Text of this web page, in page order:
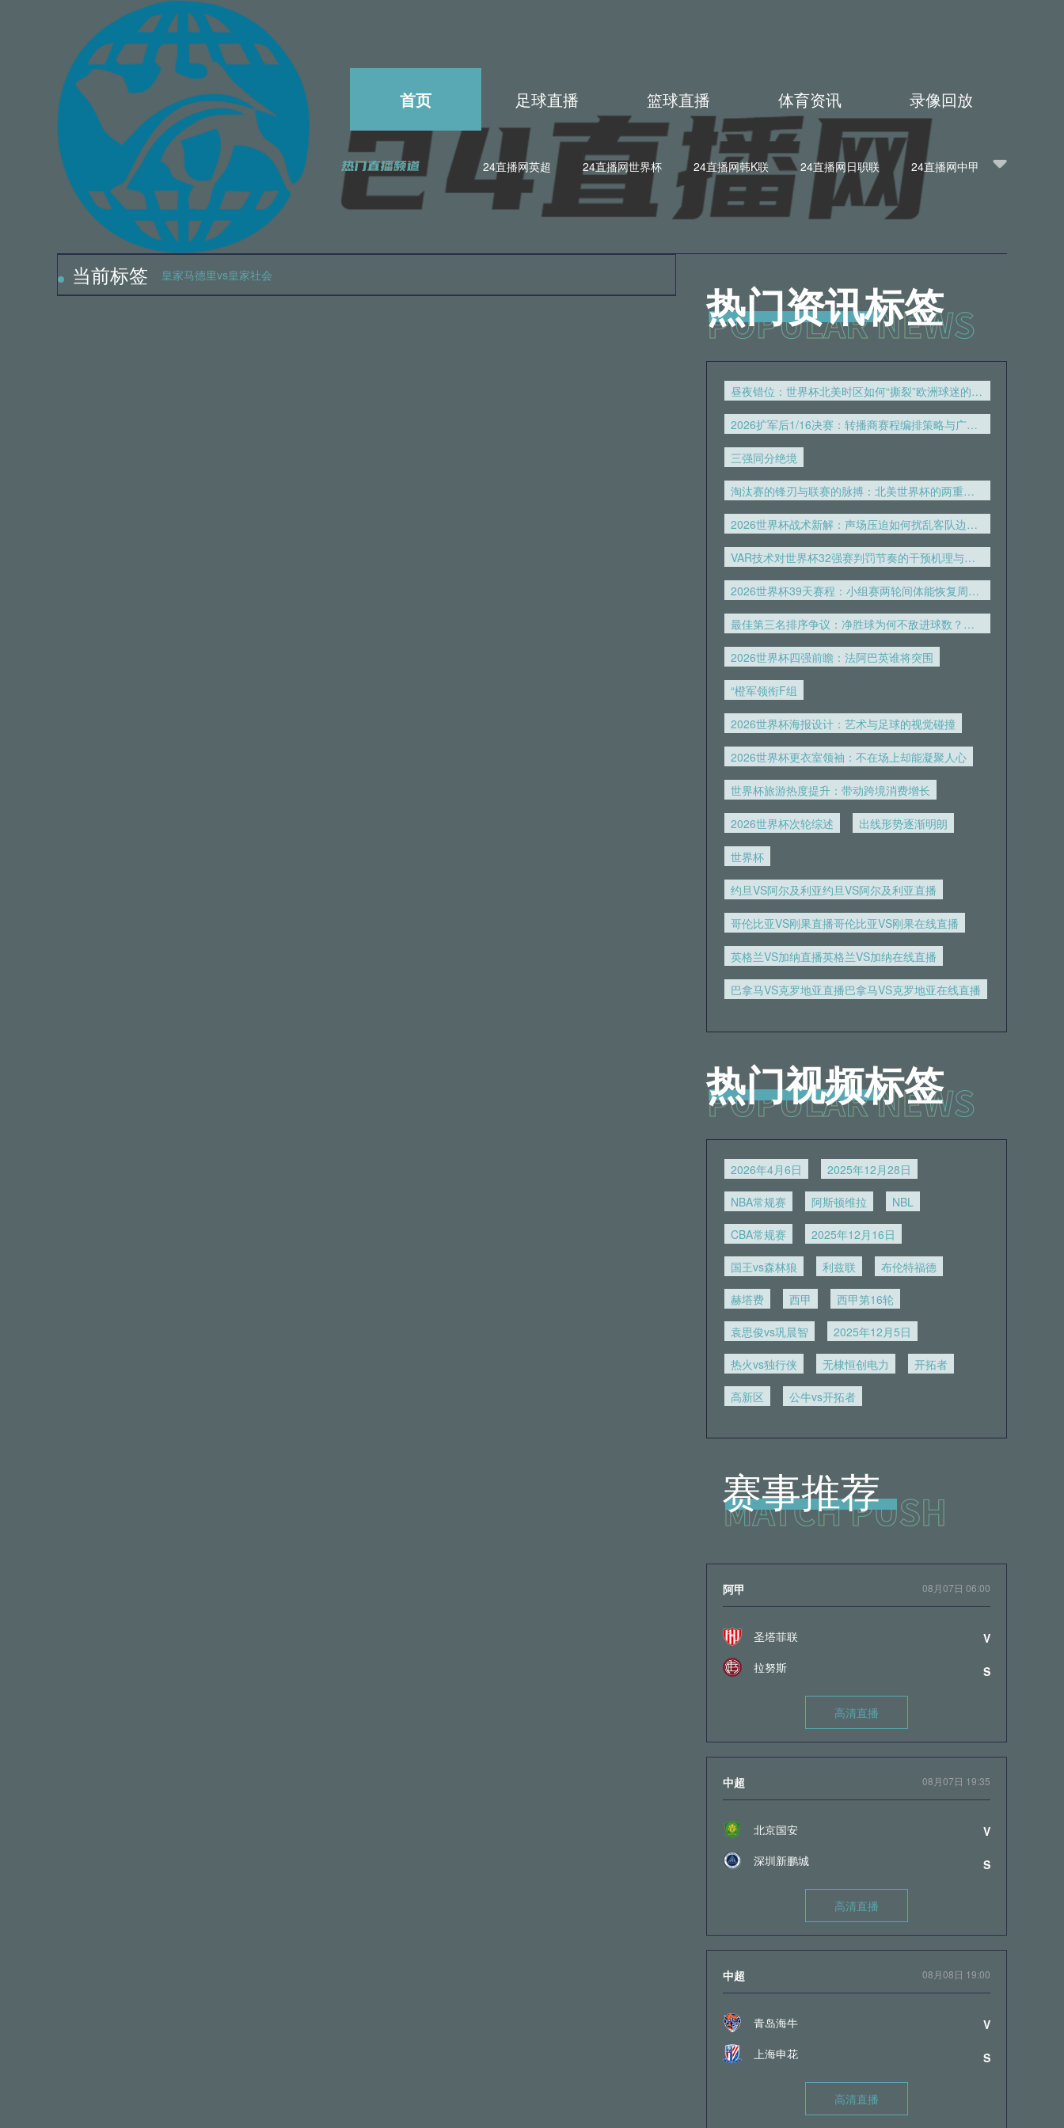
首页 足球直播 篮球直播 体育资讯 录像回放
24直播网英超 24直播网世界杯 24直播网韩K联 24直播网日职联 24直播网中甲
24直播网世亚预 24直播网亚洲杯 24直播网欧联杯 24直播网意甲 24直播网法甲 24直播网西甲
24直播网亚洲杯 24直播网欧联杯 24直播网意甲
24直播网欧冠杯 24直播网中超 24直播网NBA
当前标签 皇家马德里vs皇家社会
热门资讯标签
昼夜错位：世界杯北美时区如何“撕裂”欧洲球迷的生理时钟
2026扩军后1/16决赛：转播商赛程编排策略与广告收益模型重构
三强同分绝境
淘汰赛的锋刃与联赛的脉搏：北美世界杯的两重节奏
2026世界杯战术新解：声场压迫如何扰乱客队边线球部署——以Lumen Field为例
VAR技术对世界杯32强赛判罚节奏的干预机理与效果分析
2026世界杯39天赛程：小组赛两轮间体能恢复周期的专业评估
最佳第三名排序争议：净胜球为何不敌进球数？——美加墨世界杯规则解读
2026世界杯四强前瞻：法阿巴英谁将突围
“橙军领衔F组
2026世界杯海报设计：艺术与足球的视觉碰撞
2026世界杯更衣室领袖：不在场上却能凝聚人心
世界杯旅游热度提升：带动跨境消费增长
2026世界杯次轮综述 出线形势逐渐明朗
世界杯
约旦VS阿尔及利亚约旦VS阿尔及利亚直播
哥伦比亚VS刚果直播哥伦比亚VS刚果在线直播
英格兰VS加纳直播英格兰VS加纳在线直播
巴拿马VS克罗地亚直播巴拿马VS克罗地亚在线直播
热门视频标签
2026年4月6日 2025年12月28日
NBA常规赛 阿斯顿维拉 NBL
CBA常规赛 2025年12月16日
国王vs森林狼 利兹联 布伦特福德
赫塔费 西甲 西甲第16轮
袁思俊vs巩晨智 2025年12月5日
热火vs独行侠 无棣恒创电力 开拓者
高新区 公牛vs开拓者
赛事推荐
阿甲 08月07日 06:00
圣塔菲联
拉努斯
V
S
高清直播
中超 08月07日 19:35
北京国安
深圳新鹏城
V
S
高清直播
中超 08月08日 19:00
青岛海牛
上海申花
V
S
高清直播